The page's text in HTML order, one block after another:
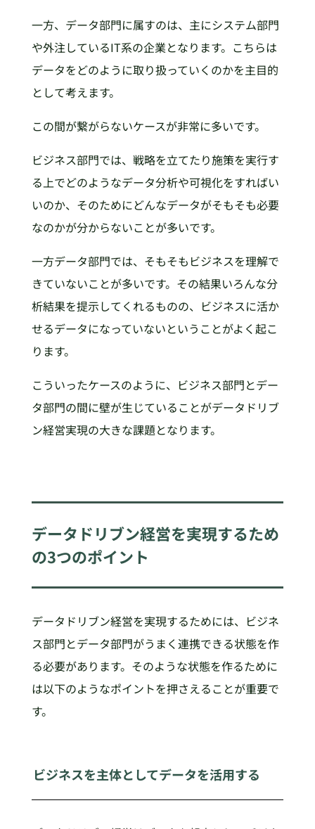
一方、データ部門に属すのは、主にシステム部門
や外注しているIT系の企業となります。こちらは
データをどのように取り扱っていくのかを主目的
として考えます。
この間が繋がらないケースが非常に多いです。
ビジネス部門では、戦略を立てたり施策を実行す
る上でどのようなデータ分析や可視化をすればい
いのか、そのためにどんなデータがそもそも必要
なのかが分からないことが多いです。
一方データ部門では、そもそもビジネスを理解で
きていないことが多いです。その結果いろんな分
析結果を提示してくれるものの、ビジネスに活か
せるデータになっていないということがよく起こ
ります。
こういったケースのように、ビジネス部門とデー
タ部門の間に壁が生じていることがデータドリブ
ン経営実現の大きな課題となります。
データドリブン経営を実現するため
の3つのポイント
データドリブン経営を実現するためには、ビジネ
ス部門とデータ部門がうまく連携できる状態を作
る必要があります。そのような状態を作るために
は以下のようなポイントを押さえることが重要で
す。
ビジネスを主体としてデータを活用する